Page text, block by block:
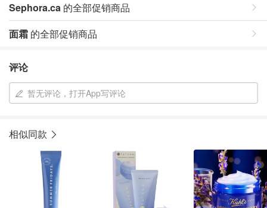
Sephora.ca 的全部促销商品
面霜 的全部促销商品
评论
暂无评论，打开App写评论
相似同款